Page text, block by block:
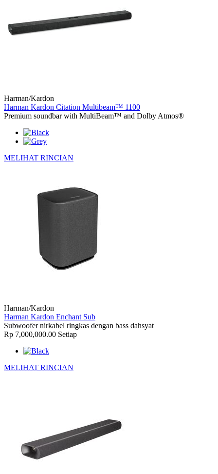
Harman/Kardon
Harman Kardon Citation Multibeam™ 1100
Premium soundbar with MultiBeam™ and Dolby Atmos®
MELIHAT RINCIAN
Harman/Kardon
Harman Kardon Enchant Sub
Subwoofer nirkabel ringkas dengan bass dahsyat
Rp 7,000,000.00 Setiap
MELIHAT RINCIAN